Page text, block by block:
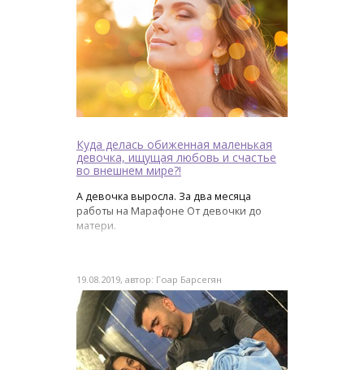
Куда делась обиженная маленькая
девочка, ищущая любовь и счастье
во внешнем мире?!
А девочка выросла. За два месяца
работы на Марафоне От девочки до
матери.
19.08.2019, автор: Гоар Барсегян